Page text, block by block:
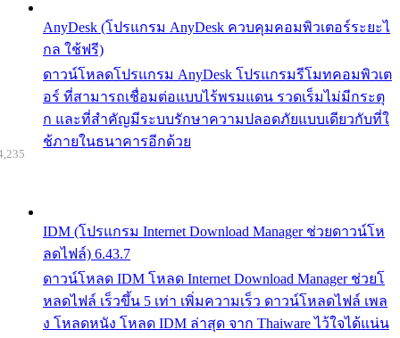
AnyDesk (โปรแกรม AnyDesk ควบคุมคอมพิวเตอร์ระยะไ
กล ใช้ฟรี)
ดาวน์โหลดโปรแกรม AnyDesk โปรแกรมรีโมทคอมพิวเต
อร์ ที่สามารถเชื่อมต่อแบบไร้พรมแดน รวดเร็มไม่มีกระตุ
ก และที่สำคัญมีระบบรักษาความปลอดภัยแบบเดียวกับที่ใ
ช้ภายในธนาคารอีกด้วย
IDM (โปรแกรม Internet Download Manager ช่วยดาวน์โห
ลดไฟล์) 6.43.7
ดาวน์โหลด IDM โหลด Internet Download Manager ช่วยโ
หลดไฟล์ เร็วขึ้น 5 เท่า เพิ่มความเร็ว ดาวน์โหลดไฟล์ เพล
ง โหลดหนัง โหลด IDM ล่าสุด จาก Thaiware ไว้ใจได้แน่น